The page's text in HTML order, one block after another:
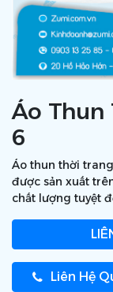
Áo Thun
6
Áo thun thời
được sản xuất
chất lượng tuyệt
Liên Hệ